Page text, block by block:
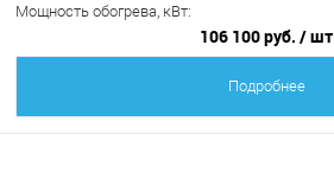
Мощность обогрева, кВт:
106 100 руб. / шт
Подробнее